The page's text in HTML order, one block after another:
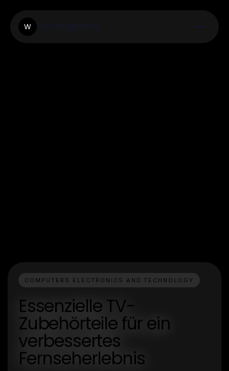
W
COMPUTERS ELECTRONICS AND TECHNOLOGY
Essenzielle TV-
Zubehörteile für ein
verbessertes
Fernseherlebnis